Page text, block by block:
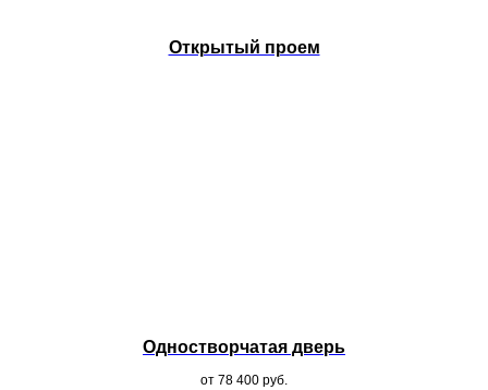
Открытый проем
Одностворчатая дверь
от 78 400 руб.